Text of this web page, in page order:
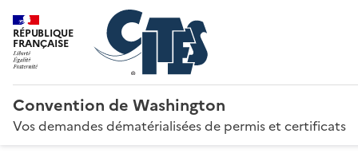
RÉPUBLIQUE
FRANÇAISE
Convention de Washington
Vos demandes dématérialisées de permis et certificats